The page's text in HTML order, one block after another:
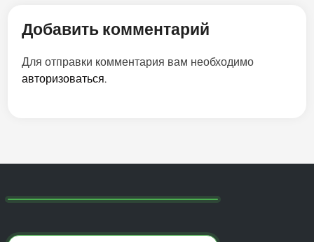
Добавить комментарий
Для отправки комментария вам необходимо
авторизоваться.